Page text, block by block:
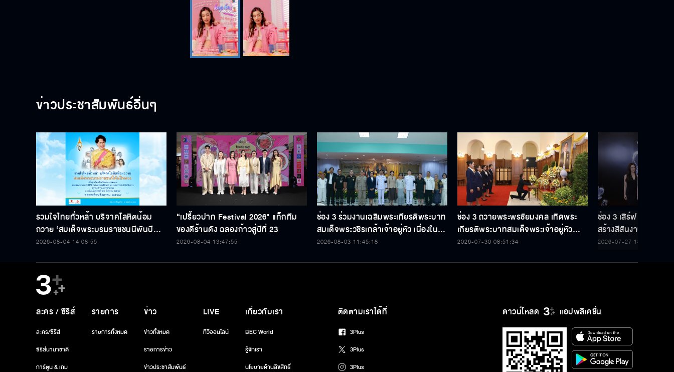
ข่าวประชาสัมพันธ์อื่นๆ
รวมใจไทยทั่วหล้า บริจาคโลหิตน้อม
ถวาย ‘สมเด็จพระบรมราชชนนีพันปี
หลวง’ พร้อมรับตราไปรษณียากรที่
2026-08-04 14:08:55
“เปรี้ยวปาก Festival 2026" แท็กทีม
ของดีร้านดัง ฉลองก้าวสู่ปีที่ 23
2026-08-04 13:47:55
ช่อง 3 ร่วมงานเฉลิมพระเกียรติพระบาท
สมเด็จพระวชิรเกล้าเจ้าอยู่หัว เนื่องใน
โอกาสวันเฉลิมพระชนมพรรษา 74
2026-08-03 11:45:18
ช่อง 3 ถวายพระพรชัยมงคล เทิดพระ
เกียรติพระบาทสมเด็จพระเจ้าอยู่หัว
เนื่องในโอกาสวันเฉลิมพระชนมพรรษา
2026-07-30 08:51:34
ช่อง 3 เสิร์ฟ 5 นักแสด
สร้างสีสันงานประกาศ
THAILAND Y
2026-07-27 18:35:22
ดาวน์โหลด แอปพลิเคชั่น
ละคร / ซีรีส์
ละคร/ซีรีส์
ซีรีส์นานาชาติ
การ์ตูน & เกม
รายการ
รายการทั้งหมด
ข่าว
ข่าวทั้งหมด
รายการข่าว
ข่าวประชาสัมพันธ์
LIVE
ทีวีออนไลน์
เกี่ยวกับเรา
BEC World
รู้จักเรา
นโยบายด้านลิขสิทธิ์
ติดตามเราได้ที่
3Plus
3Plus
3Plus